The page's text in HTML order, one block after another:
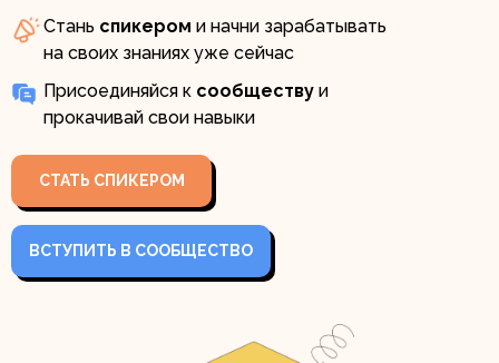
Стань спикером и начни зарабатывать
на своих знаниях уже сейчас
СТАТЬ СПИКЕРОМ
ВСТУПИТЬ В СООБЩЕСТВО
Присоединяйся к сообществу и
прокачивай свои навыки